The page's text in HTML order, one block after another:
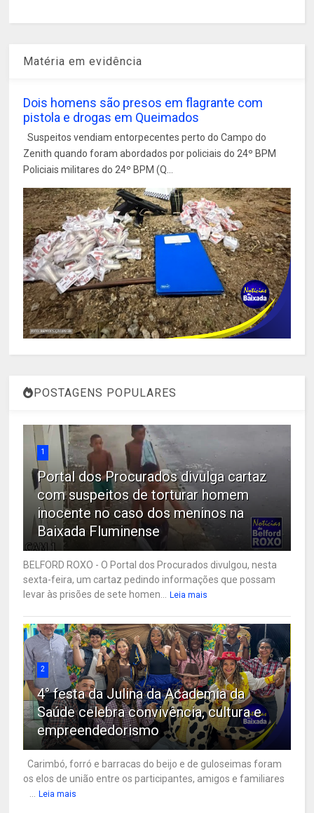
Matéria em evidência
Dois homens são presos em flagrante com
pistola e drogas em Queimados
Suspeitos vendiam entorpecentes perto do Campo do
Zenith quando foram abordados por policiais do 24º BPM
Policiais militares do 24º BPM (Q...
POSTAGENS POPULARES
1
Portal dos Procurados divulga cartaz
com suspeitos de torturar homem
inocente no caso dos meninos na
Baixada Fluminense
BELFORD ROXO - O Portal dos Procurados divulgou, nesta
sexta-feira, um cartaz pedindo informações que possam
levar às prisões de sete homen...
Leia mais
2
4° festa da Julina da Academia da
Saúde celebra convivência, cultura e
empreendedorismo
Carimbó, forró e barracas do beijo e de guloseimas foram
os elos de união entre os participantes, amigos e familiares
Leia mais